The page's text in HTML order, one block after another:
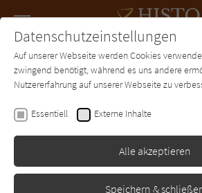
SUCHE Forum Charts
Barbara Wood
Die sieben
Erschienen: Januar 1995 Bibliogr.
Datenschutzeinstellungen
Auf unserer Webseite werden Cookies
zwingend benötigt, während es uns andere
Nutzererfahrung auf unserer Webseite zu
Essentiell Externe Inhalte
Alle akzeptieren
Speichern &